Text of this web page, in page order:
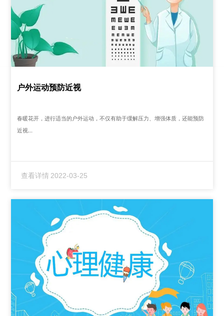
户外运动预防近视
春暖花开，进行适当的户外运动，不仅有助于缓解压力、增强体质，还能预防
近视...
查看详情 2022-03-25